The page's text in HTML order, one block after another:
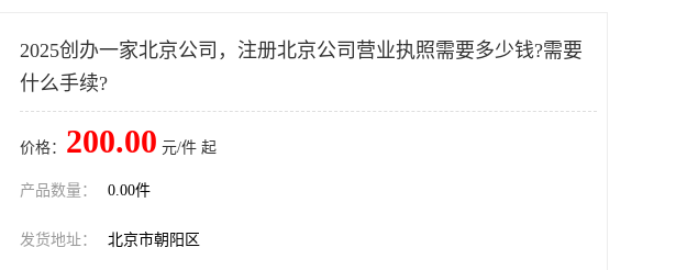
2025创办一家北京公司，注册北京公司营业执照需要多少钱?需要
什么手续?
价格： 200.00 元/件 起
产品数量： 0.00件
发货地址： 北京市朝阳区